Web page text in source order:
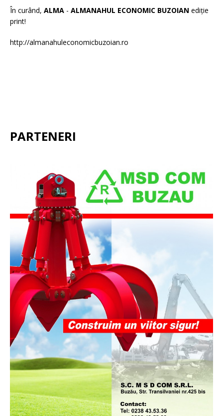
În curând, ALMA - ALMANAHUL ECONOMIC BUZOIAN ediție
print!
http://almanahuleconomicbuzoian.ro
PARTENERI